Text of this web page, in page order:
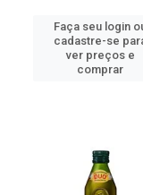
Faça seu login
cadastre-se
ver preços e
comprar